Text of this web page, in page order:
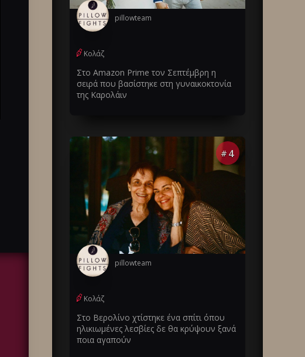
pillowteam
Κολάζ
Στο Amazon Prime τον Σεπτέμβρη η
σειρά που βασίστηκε στη γυναικοκτονία
της Καρολάιν
# 4
pillowteam
Κολάζ
Στο Βερολίνο χτίστηκε ένα σπίτι όπου
ηλικιωμένες λεσβίες δε θα κρύψουν ξανά
ποια αγαπούν